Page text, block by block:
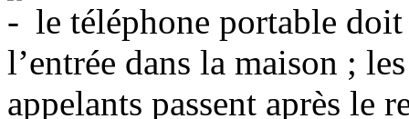
le téléphone portable doit
l’entrée dans la maison ;
appelants passent après le